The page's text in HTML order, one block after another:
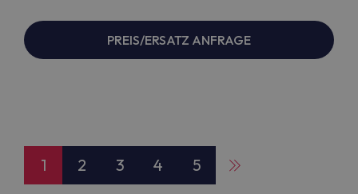
PREIS/ERSATZ ANFRAGE
1 2 3 4 5